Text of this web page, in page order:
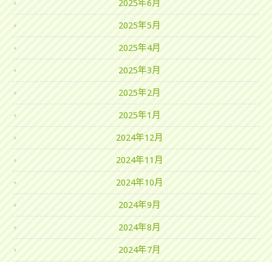
2025年6月
2025年5月
2025年4月
2025年3月
2025年2月
2025年1月
2024年12月
2024年11月
2024年10月
2024年9月
2024年8月
2024年7月